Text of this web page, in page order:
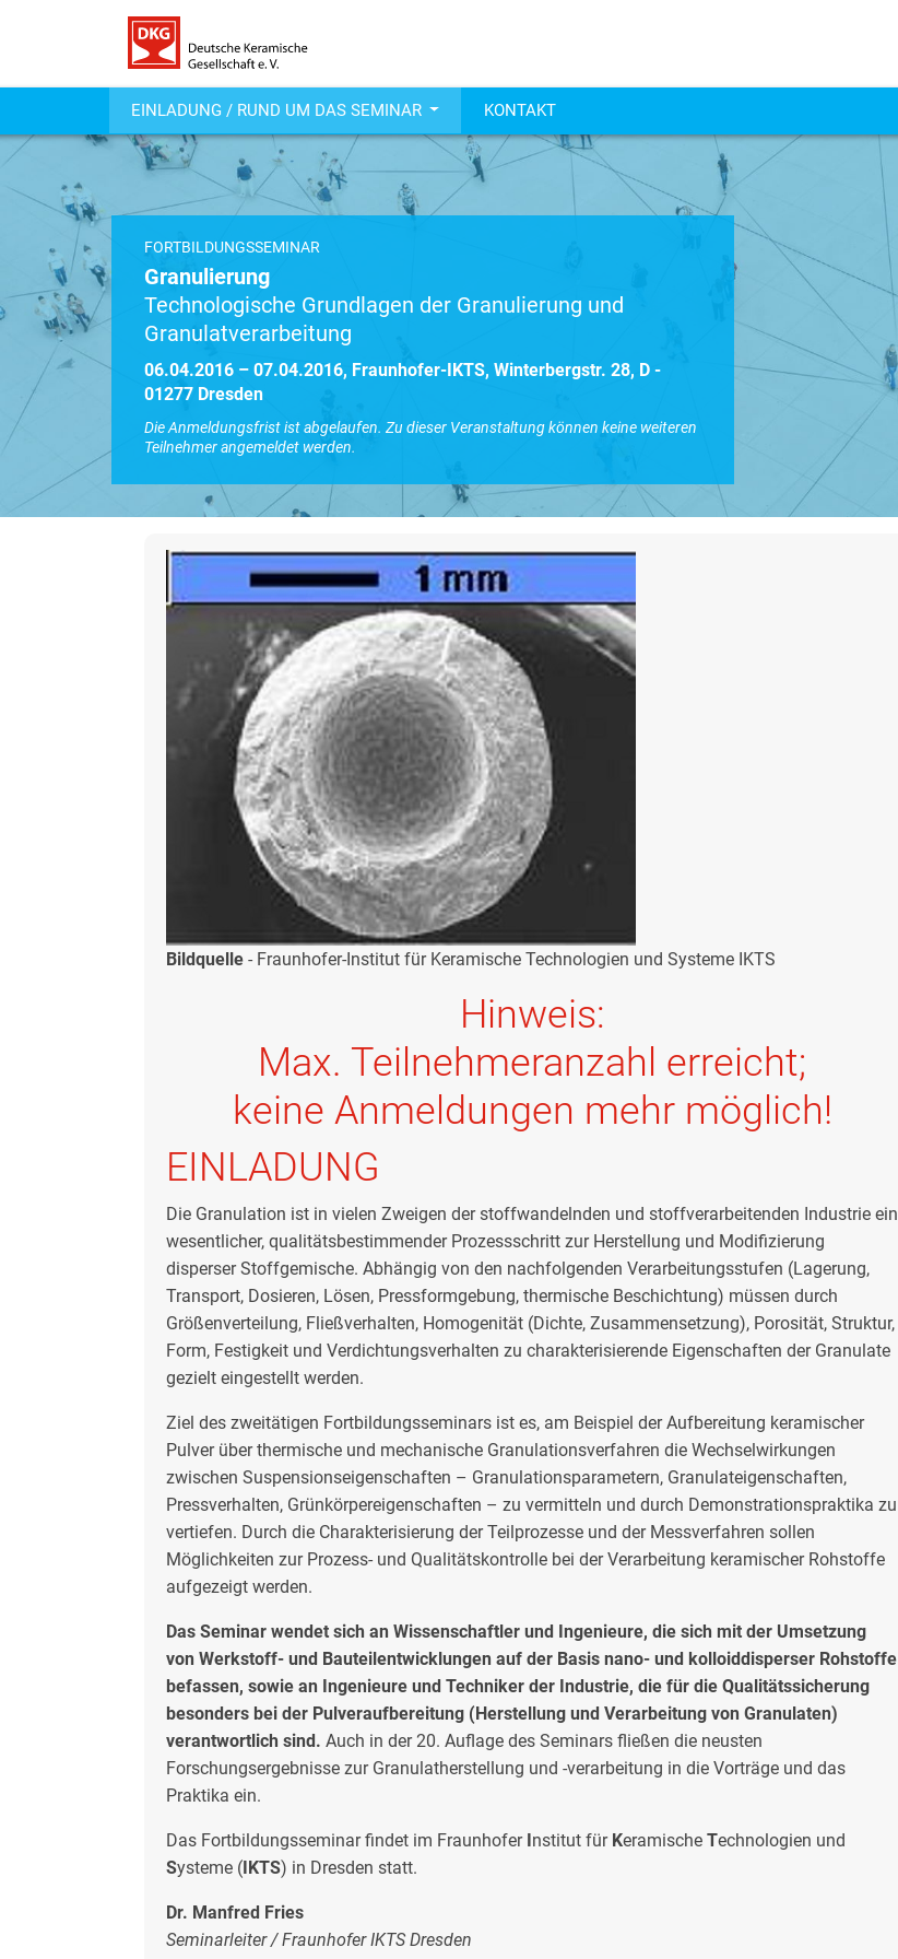
EINLADUNG / RUND UM DAS SEMINAR KONTAKT
FORTBILDUNGSSEMINAR
Granulierung
Technologische Grundlagen der Granulierung und
Granulatverarbeitung
06.04.2016 – 07.04.2016, Fraunhofer-IKTS, Winterbergstr. 28, D -
01277 Dresden
Die Anmeldungsfrist ist abgelaufen. Zu dieser Veranstaltung können keine weiteren
Teilnehmer angemeldet werden.
Bildquelle - Fraunhofer-Institut für Keramische Technologien und Systeme IKTS
Hinweis:
Max. Teilnehmeranzahl erreicht;
keine Anmeldungen mehr möglich!
EINLADUNG
Die Granulation ist in vielen Zweigen der stoffwandelnden und stoffverarbeitenden Industrie ein
wesentlicher, qualitätsbestimmender Prozessschritt zur Herstellung und Modifizierung
disperser Stoffgemische. Abhängig von den nachfolgenden Verarbeitungsstufen (Lagerung,
Transport, Dosieren, Lösen, Pressformgebung, thermische Beschichtung) müssen durch
Größenverteilung, Fließverhalten, Homogenität (Dichte, Zusammensetzung), Porosität, Struktur,
Form, Festigkeit und Verdichtungsverhalten zu charakterisierende Eigenschaften der Granulate
gezielt eingestellt werden.
Ziel des zweitätigen Fortbildungsseminars ist es, am Beispiel der Aufbereitung keramischer
Pulver über thermische und mechanische Granulationsverfahren die Wechselwirkungen
zwischen Suspensionseigenschaften – Granulationsparametern, Granulateigenschaften,
Pressverhalten, Grünkörpereigenschaften – zu vermitteln und durch Demonstrationspraktika zu
vertiefen. Durch die Charakterisierung der Teilprozesse und der Messverfahren sollen
Möglichkeiten zur Prozess- und Qualitätskontrolle bei der Verarbeitung keramischer Rohstoffe
aufgezeigt werden.
Das Seminar wendet sich an Wissenschaftler und Ingenieure, die sich mit der Umsetzung
von Werkstoff- und Bauteilentwicklungen auf der Basis nano- und kolloiddisperser Rohstoffe
befassen, sowie an Ingenieure und Techniker der Industrie, die für die Qualitätssicherung
besonders bei der Pulveraufbereitung (Herstellung und Verarbeitung von Granulaten)
verantwortlich sind. Auch in der 20. Auflage des Seminars fließen die neusten
Forschungsergebnisse zur Granulatherstellung und -verarbeitung in die Vorträge und das
Praktika ein.
Das Fortbildungsseminar findet im Fraunhofer Institut für Keramische Technologien und
Systeme (IKTS) in Dresden statt.
Dr. Manfred Fries
Seminarleiter / Fraunhofer IKTS Dresden